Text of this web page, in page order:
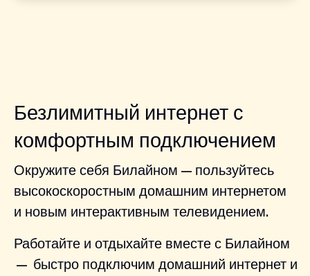
Безлимитный интернет с
комфортным подключением
Окружите себя Билайном — пользуйтесь
высокоскоростным домашним интернетом
и новым интерактивным телевидением.
Работайте и отдыхайте вместе с Билайном
— быстро подключим домашний интернет и